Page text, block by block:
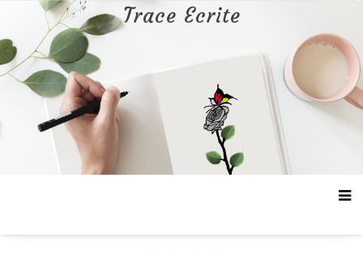
contenu
Trace Ecrite